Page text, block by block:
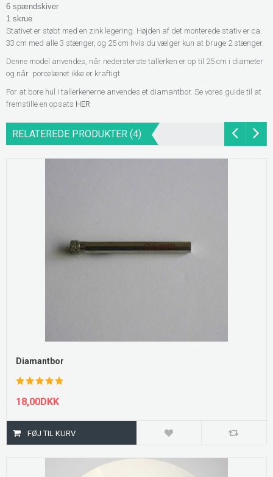
6 spændskiver
1 skrue
Stativet er støbt med en zink legering. Højden af det monterede stativ er ca.
33 cm med alle 3 stænger, og 25 cm hvis du vælger kun at bruge 2 stænger.
Denne model anvendes, når nedersterste tallerken er op til 25 cm i diameter
og når porcelænet ikke er kraftigt.
For at bore hul i tallerkenerne anvendes et diamantbor. Se vores guide til at
fremstille en opsats HER
RELATEREDE PRODUKTER (4)
Diamantbor
18,00DKK